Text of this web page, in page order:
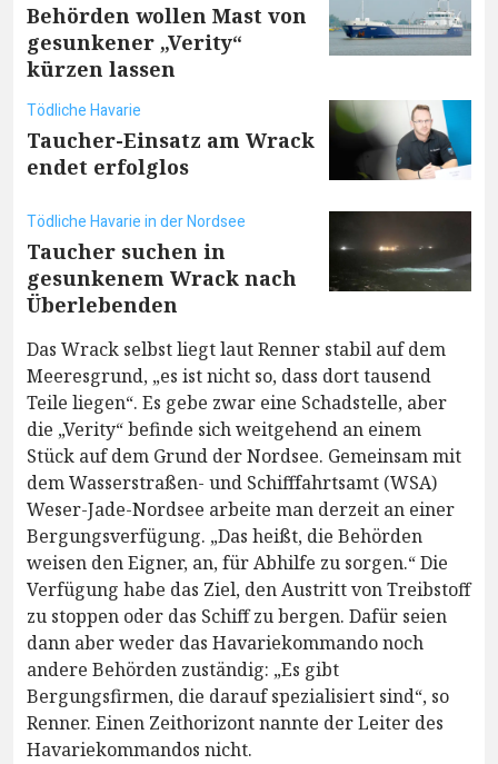
Behörden wollen Mast von
gesunkener „Verity“
kürzen lassen
Tödliche Havarie
Taucher-Einsatz am Wrack
endet erfolglos
Tödliche Havarie in der Nordsee
Taucher suchen in
gesunkenem Wrack nach
Überlebenden
Das Wrack selbst liegt laut Renner stabil auf dem
Meeresgrund, „es ist nicht so, dass dort tausend
Teile liegen“. Es gebe zwar eine Schadstelle, aber
die „Verity“ befinde sich weitgehend an einem
Stück auf dem Grund der Nordsee. Gemeinsam mit
dem Wasserstraßen- und Schifffahrtsamt (WSA)
Weser-Jade-Nordsee arbeite man derzeit an einer
Bergungsverfügung. „Das heißt, die Behörden
weisen den Eigner, an, für Abhilfe zu sorgen.“ Die
Verfügung habe das Ziel, den Austritt von Treibstoff
zu stoppen oder das Schiff zu bergen. Dafür seien
dann aber weder das Havariekommando noch
andere Behörden zuständig: „Es gibt
Bergungsfirmen, die darauf spezialisiert sind“, so
Renner. Einen Zeithorizont nannte der Leiter des
Havariekommandos nicht.